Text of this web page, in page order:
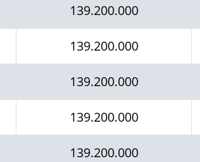
139.200.000
139.200.000
139.200.000
139.200.000
139.200.000